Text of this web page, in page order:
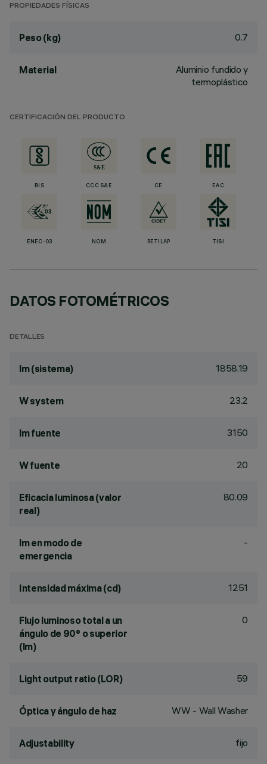
PROPIEDADES FÍSICAS
Peso (kg) 0.7
Material
Aluminio fundido y
termoplástico
CERTIFICACIÓN DEL PRODUCTO
BIS CCC S&E CE EAC
ENEC-03 NOM RETILAP TISI
DATOS FOTOMÉTRICOS
DETALLES
lm (sistema) 1858.19
W system 23.2
lm fuente 3150
W fuente 20
Eficacia luminosa (valor
real)
80.09
lm en modo de
emergencia
-
Intensidad máxima (cd) 1251
Flujo luminoso total a un
ángulo de 90° o superior
(lm)
0
Light output ratio (LOR) 59
Óptica y ángulo de haz WW - Wall Washer
Adjustability fijo